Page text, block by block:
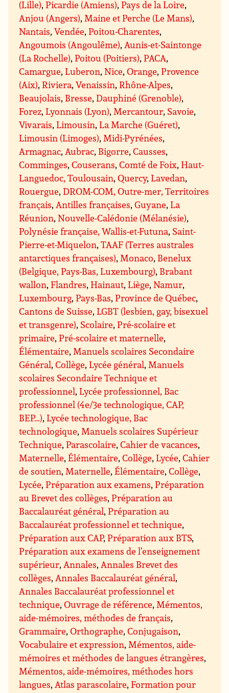
(Lille),Picardie (Amiens),Pays de la Loire,
Anjou (Angers), Maine et Perche (Le Mans),
Nantais,Vendée,Poitou-Charentes,
Angoumois (Angoulême), Aunis-et-Saintonge
(La Rochelle),Poitou (Poitiers),PACA,
Camargue,Luberon,Nice,Orange,Provence
(Aix),Riviera,Venaissin,Rhône-Alpes,
Beaujolais, Bresse,Dauphiné (Grenoble),
Forez,Lyonnais (Lyon), Mercantour, Savoie,
Vivarais,Limousin,La Marche (Guéret),
Limousin (Limoges), Midi-Pyrénées,
Armagnac, Aubrac, Bigorre,Causses,
Comminges,Couserans,Comté de Foix,Haut-
Languedoc, Toulousain,Quercy,Lavedan,
Rouergue,DROM-COM, Outre-mer, Territoires
français, Antilles françaises,Guyane,La
Réunion,Nouvelle-Calédonie (Mélanésie),
Polynésie française, Wallis-et-Futuna, Saint-
Pierre-et-Miquelon,TAAF (Terres australes
antarctiques françaises), Monaco, Benelux
(Belgique, Pays-Bas, Luxembourg), Brabant
wallon,Flandres,Hainaut,Liège,Namur,
Luxembourg,Pays-Bas,Province de Québec,
Cantons de Suisse,LGBT (lesbien, gay, bisexuel
et transgenre), Scolaire,Pré-scolaire et
primaire,Pré-scolaire et maternelle,
Élémentaire, Manuels scolaires Secondaire
Général,Collège,Lycée général, Manuels
scolaires Secondaire Technique et
professionnel,Lycée professionnel, Bac
professionnel (4e/3e technologique, CAP,
BEP…),Lycée technologique, Bac
technologique, Manuels scolaires Supérieur
Technique,Parascolaire,Cahier de vacances,
Maternelle,Élémentaire,Collège,Lycée,Cahier
de soutien, Maternelle,Élémentaire,Collège,
Lycée,Préparation aux examens,Préparation
au Brevet des collèges,Préparation au
Baccalauréat général,Préparation au
Baccalauréat professionnel et technique,
Préparation aux CAP,Préparation aux BTS,
Préparation aux examens de l’enseignement
supérieur, Annales, Annales Brevet des
collèges, Annales Baccalauréat général,
Annales Baccalauréat professionnel et
technique,Ouvrage de référence, Mémentos,
aide-mémoires, méthodes de français,
Grammaire,Orthographe,Conjugaison,
Vocabulaire et expression, Mémentos, aide-
mémoires et méthodes de langues étrangères,
Mémentos, aide-mémoires, méthodes hors
langues, Atlas parascolaire,Formation pour